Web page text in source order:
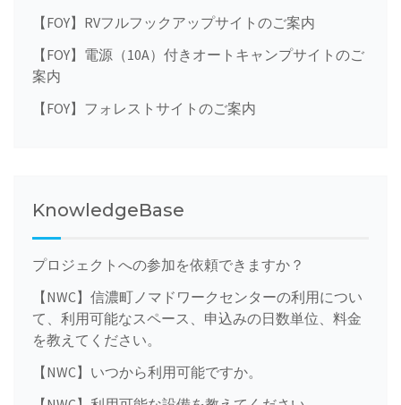
【FOY】RVフルフックアップサイトのご案内
【FOY】電源（10A）付きオートキャンプサイトのご
案内
【FOY】フォレストサイトのご案内
KnowledgeBase
プロジェクトへの参加を依頼できますか？
【NWC】信濃町ノマドワークセンターの利用につい
て、利用可能なスペース、申込みの日数単位、料金
を教えてください。
【NWC】いつから利用可能ですか。